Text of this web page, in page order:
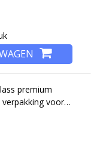
premium
voor